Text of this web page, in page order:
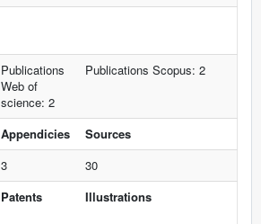
Publications
Web of
science: 2
Publications Scopus: 2
Appendicies
Sources
3
30
Patents Illustrations